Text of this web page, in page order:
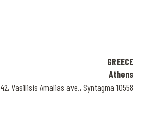
GREECE
Athens
42, Vasilisis Amalias ave., Syntagma 10558